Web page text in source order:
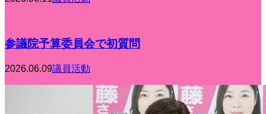
参議院予算委員会で初質問
2026.06.09議員活動